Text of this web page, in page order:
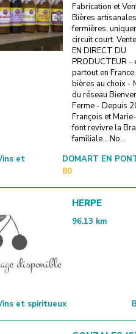
Fabrication et
Bières
fermières,
circuit court.
EN DIRECT DU
PRODUCTEUR -
partout en
bières au choix -
du réseau
Ferme - Depuis
François et
font revivre la
familiale... No...
et
DOMART EN
80
HERPE
96.13 km
et spiritueux